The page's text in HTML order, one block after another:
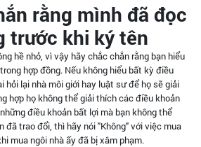
rằng mình đã đọc
trước khi ký tên
hề nhỏ, vì vậy hãy chắc chắn rằng bạn hiểu
hợp đồng. Nếu không hiểu bất kỳ điều
hỏi lại nhà môi giới hay luật sư để họ sẽ giải
hợp họ không thể giải thích các điều khoản
điều khoản bất lợi mà bạn không thể
đã trao đổi, thì hãy nói "Không" với việc mua
mua ngôi nhà ấy đã bị xâm phạm.